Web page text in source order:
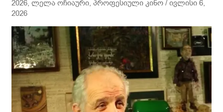
2026,ლელა ოჩიაური,პროფესიული კინო /ივლისი 6,
2026
დაუვიწყარ
ანიმაციურ
ამბად
მოთხრობილი